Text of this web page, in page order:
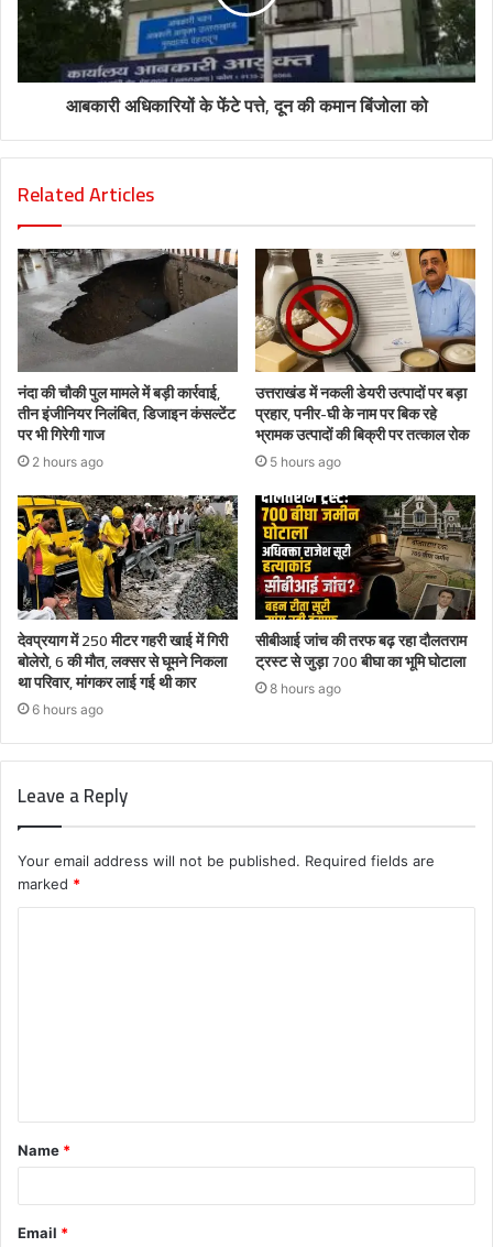
आबकारी अधिकारियों के फेंटे पत्ते, दून की कमान बिंजोला को
Related Articles
नंदा की चौकी पुल मामले में बड़ी कार्रवाई,
तीन इंजीनियर निलंबित, डिजाइन कंसल्टेंट
पर भी गिरेगी गाज
2 hours ago
उत्तराखंड में नकली डेयरी उत्पादों पर बड़ा
प्रहार, पनीर-घी के नाम पर बिक रहे
भ्रामक उत्पादों की बिक्री पर तत्काल रोक
5 hours ago
देवप्रयाग में 250 मीटर गहरी खाई में गिरी
बोलेरो, 6 की मौत, लक्सर से घूमने निकला
था परिवार, मांगकर लाई गई थी कार
6 hours ago
सीबीआई जांच की तरफ बढ़ रहा दौलतराम
ट्रस्ट से जुड़ा 700 बीघा का भूमि घोटाला
8 hours ago
Leave a Reply
Your email address will not be published. Required fields are
marked *
t
*
Name *
Email *